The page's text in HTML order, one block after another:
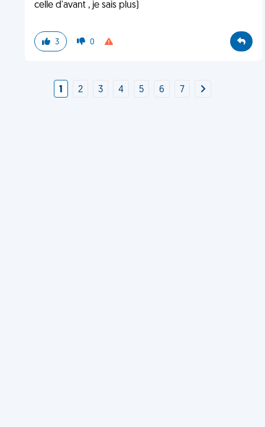
celle d'avant , je sais plus)
3 0
1 2 3 4 5 6 7